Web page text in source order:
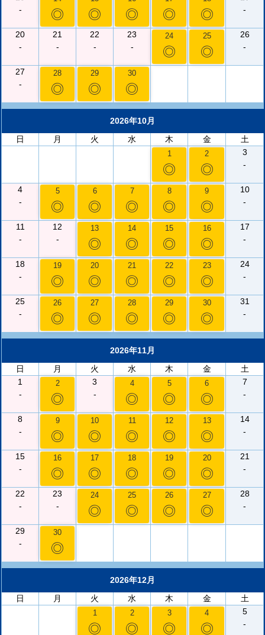
-
◎ ◎ ◎ ◎ ◎
-
20
-
21
-
22
-
23
-
24
◎
25
◎
26
-
27
-
28
◎
29
◎
30
◎
2026年10月
日
月 火 水 木 金 土
1
◎
2
◎
3
-
4
-
5
◎
6
◎
7
◎
8
◎
9
◎
10
-
11
-
12
-
13
◎
14
◎
15
◎
16
◎
17
-
18
-
19
◎
20
◎
21
◎
22
◎
23
◎
24
-
25
-
26
◎
27
◎
28
◎
29
◎
30
◎
31
-
2026年11月
日
月 火 水 木 金
土
1
-
2
◎
3
-
4
◎
5
◎
6
◎
7
-
8
-
9
◎
10
◎
11
◎
12
◎
13
◎
14
-
15
-
16
◎
17
◎
18
◎
19
◎
20
◎
21
-
22
-
23
-
24
◎
25
◎
26
◎
27
◎
28
-
29
-
30
◎
2026年12月
日
月 火 水 木 金 土
1
◎
2
◎
3
◎
4
◎
5
-